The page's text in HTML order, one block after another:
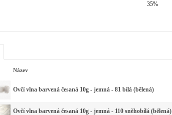
35%
Název
Ovčí vlna barvená česaná 10g - jemná - 81 bílá (bělená)
Ovčí vlna barvená česaná 10g - jemná - 110 sněhobílá (bělená)